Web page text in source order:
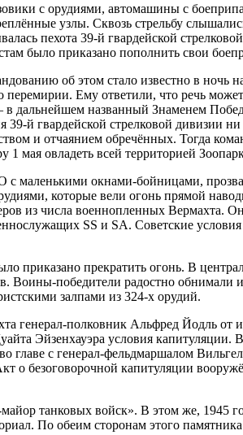
с орудиями, автомашины с
узлы. Сквозь стрельбу
пехота 39-й гвардейской
было приказано пополнить свои
об этом стало известно в ночь
Ему ответили, что речь
в дальнейшем названный Знаменем
й гвардейской стрелковой дивизии
и отчаянием обречённых. Тогда
1 мая овладеть всей территорией
маленькими окнами-бойницами,
которые вели огонь прямой
из числа военнопленных Вермахта.
SS и SA. Советские
приказано прекратить огонь. В
Воины-победители радостно обнимали
залпами из 324-х орудий.
генерал-полковник Альфред Йодль от
Эйзенхауэра условия капитуляции.
главе с генерал-фельдмаршалом
о безоговорочной капитуляции
танковых войск». В этом же, 1945
По обеим сторонам этого